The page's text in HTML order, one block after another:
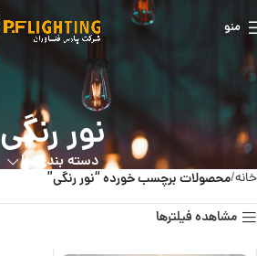
منو
نور رنگی
دسته بندی ها
خانه محصولات برچسب خورده “نور رنگی”
مشاهده فیلترها